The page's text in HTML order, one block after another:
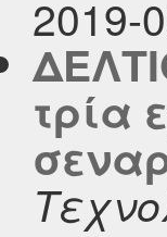
2019-
τρία